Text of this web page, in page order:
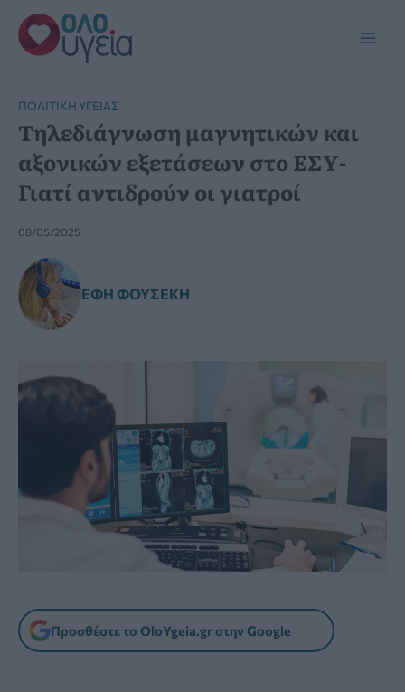
Μετάβαση
στο
περιεχόμενο
ΠΟΛΙΤΙΚΉ ΥΓΕΊΑΣ
Τηλεδιάγνωση μαγνητικών και
αξονικών εξετάσεων στο ΕΣΥ-
Γιατί αντιδρούν οι γιατροί
08/05/2025
ΈΦΗ ΦΟΥΣΈΚΗ
Προσθέστε το OloYgeia.gr στην Google